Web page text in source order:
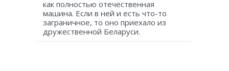
как полностью отечественная
машина. Если в ней и есть что-то
заграничное, то оно приехало из
дружественной Беларуси.